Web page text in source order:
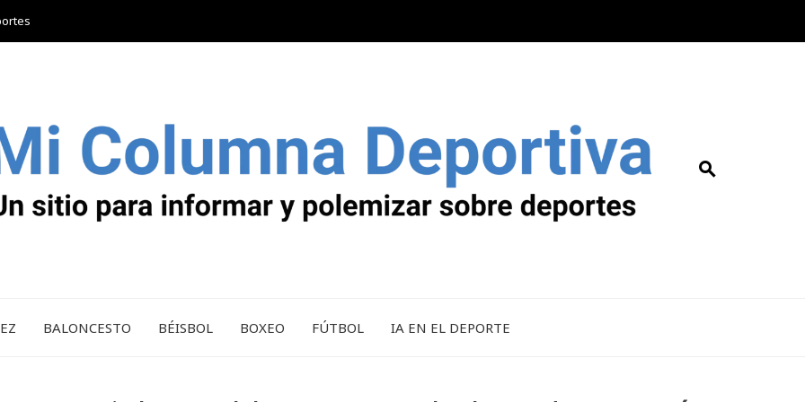
BALONCESTO BÉISBOL BOXEO FÚTBOL IA EN EL DEPORTE